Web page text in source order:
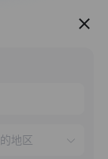
服务推荐